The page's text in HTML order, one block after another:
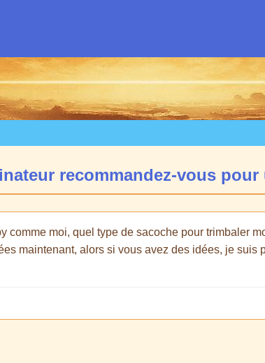
recommandez-vous
comme moi, quel type de sacoche pour trimbaler
maintenant, alors si vous avez des idées, je suis